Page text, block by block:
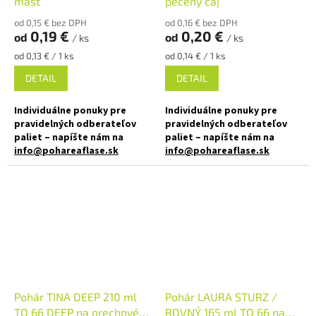
✅ Ako stvorený pre džemy,
pesta, pečený čaj
✅ Paletu za výhodnejšiu cenu
objednajte
liečivú masť
✅ Poháre skladom a ihneď na
odoslanie!
od 0,15 € bez DPH
od 0,19 € / ks
Jednotková
cena:
od 0,13 € / 1 ks
DETAIL
Individuálne ponuky pre
pravidelných odberateľov
paliet – napíšte nám na
info@pohareaflase.sk
✅ Ako stvorená pre pečený čaj,
od 0,16 € bez DPH
od 0,20 € / ks
Jednotková
cena:
od 0,14 € / 1 ks
DETAIL
Individuálne ponuky pre
pravidelných odberateľov
paliet – napíšte nám na
info@pohareaflase.sk
✅ Ako stvorená pre paštéty,
Pohár TINA DEEP 210 ml
TO 66 DEEP na orechové
Pohár LAURA STURZ /
ROVNÝ 165 ml TO 66 na